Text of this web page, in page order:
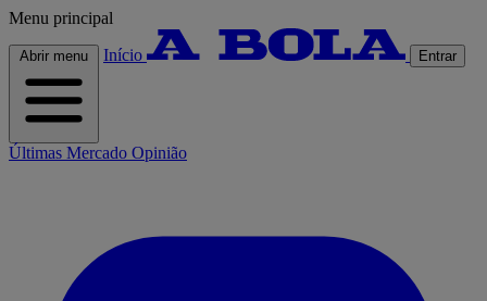
Menu principal
Abrir menu Início Entrar
Últimas Mercado Opinião